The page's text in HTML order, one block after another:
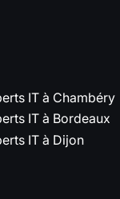
IT à Chambéry
IT à Bordeaux
IT à Dijon